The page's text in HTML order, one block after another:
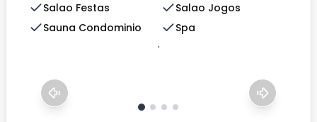
Salao Festas
Salao Jogos
Sauna Condominio
Spa
.